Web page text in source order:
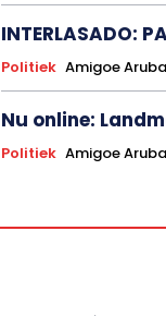
INTERLASADO:
Politiek Amigoe Aruba
Nu online:
Politiek Amigoe Aruba